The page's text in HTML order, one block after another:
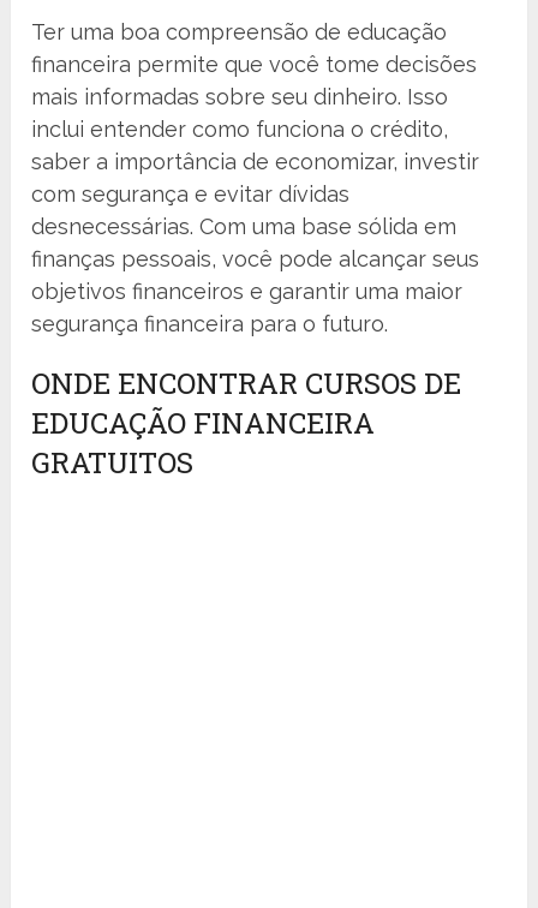
Ter uma boa compreensão de educação
financeira permite que você tome decisões
mais informadas sobre seu dinheiro. Isso
inclui entender como funciona o crédito,
saber a importância de economizar, investir
com segurança e evitar dívidas
desnecessárias. Com uma base sólida em
finanças pessoais, você pode alcançar seus
objetivos financeiros e garantir uma maior
segurança financeira para o futuro.
ONDE ENCONTRAR CURSOS DE
EDUCAÇÃO FINANCEIRA
GRATUITOS